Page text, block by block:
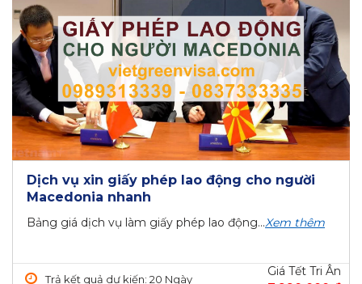
Dịch vụ xin giấy phép lao động cho người
Macedonia nhanh
Bảng giá dịch vụ làm giấy phép lao động...Xem thêm
Trả kết quả dự kiến: 20 Ngày
Giá Tết Tri Ân